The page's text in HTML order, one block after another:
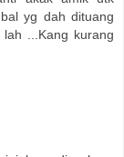
yg dah dituang
...Kang kurang